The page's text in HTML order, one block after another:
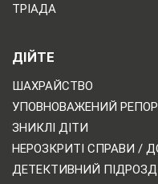
ТРІАДА
ДІЙТЕ
ШАХРАЙСТВО
УПОВНОВАЖЕНИЙ
ЗНИКЛІ ДІТИ
НЕРОЗКРИТІ СПРАВИ /
ДЕТЕКТИВНИЙ